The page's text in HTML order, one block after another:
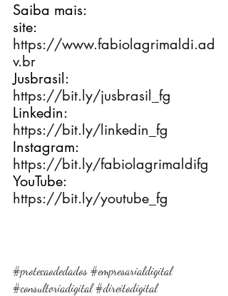
Saiba mais:
site:
https://www.fabiolagrimaldi.ad
v.br
Jusbrasil:
https://bit.ly/jusbrasil_fg
Linkedin:
https://bit.ly/linkedin_fg
Instagram:
https://bit.ly/fabiolagrimaldifg
YouTube:
https://bit.ly/youtube_fg
#protecaodedados #empresarialdigital
#consultoriadigital #direitodigital